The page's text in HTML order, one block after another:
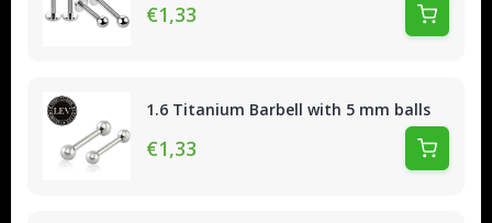
€1,33
1.6 Titanium Barbell with 5 mm balls
€1,33